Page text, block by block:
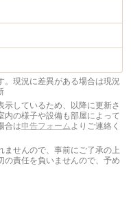
現況に差異がある場合は現況
しているため、以降に更新さ
内の様子や設備も部屋によって
合は申告フォーム よりご連絡く
せんので、事前にご了承の上
の責任を負いませんので、予め